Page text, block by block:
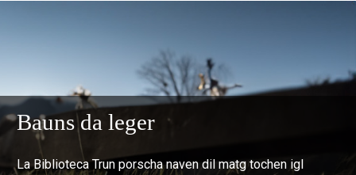
Bauns da leger
La Biblioteca Trun porscha naven dil matg tochen igl